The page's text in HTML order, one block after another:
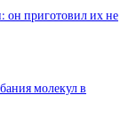
он приготовил их не
молекул в